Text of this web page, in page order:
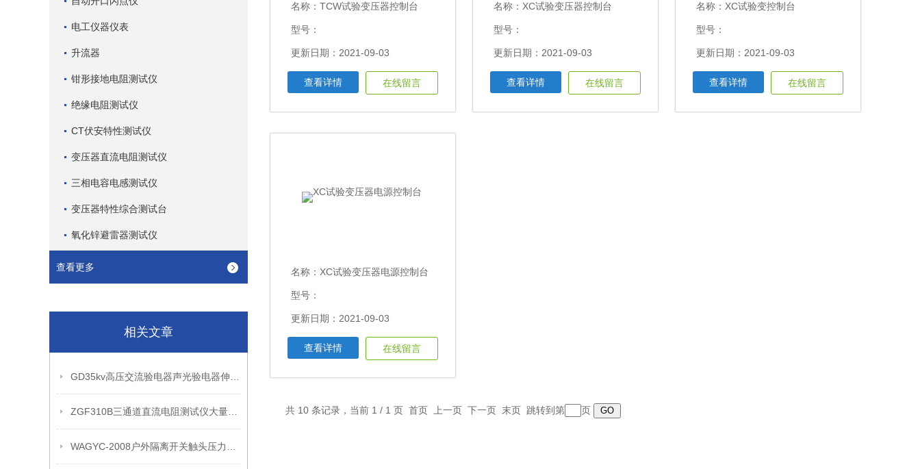
电工仪器仪表
升流器
钳形接地电阻测试仪
绝缘电阻测试仪
CT伏安特性测试仪
变压器直流电阻测试仪
三相电容电感测试仪
变压器特性综合测试台
氧化锌避雷器测试仪
查看更多
相关文章
名称： TCW试验变压器控制台
型号：
更新日期：2021-09-03
查看详情 在线留言
名称： XC试验变压器控制台
型号：
更新日期：2021-09-03
查看详情 在线留言
名称： XC试验变控制台
型号：
更新日期：2021-09-03
查看详情 在线留言
名称： XC试验变压器电源控制台
型号：
更新日期：2021-09-03
查看详情 在线留言
共 10 条记录，当前 1 / 1 页 首页 上一页 下一页 末页 跳转到第 页